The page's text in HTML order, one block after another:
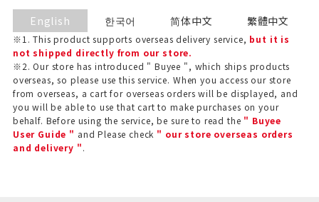
English
※1. This product supports overseas delivery service, but it is
not shipped directly from our store.
※2. Our store has introduced " Buyee ", which ships products
overseas, so please use this service. When you access our store
from overseas, a cart for overseas orders will be displayed, and
you will be able to use that cart to make purchases on your
behalf. Before using the service, be sure to read the " Buyee
User Guide " and Please check " our store overseas orders
and delivery ".
한국어 简体中文 繁體中文